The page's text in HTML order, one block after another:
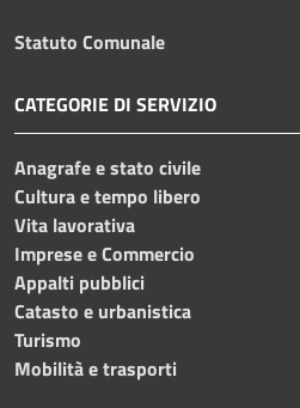
Statuto Comunale
CATEGORIE DI SERVIZIO
Anagrafe e stato civile
Cultura e tempo libero
Vita lavorativa
Imprese e Commercio
Appalti pubblici
Catasto e urbanistica
Turismo
Mobilità e trasporti